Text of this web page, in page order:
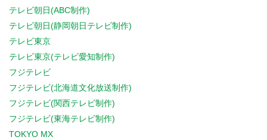
テレビ朝日(ABC制作)
テレビ朝日(静岡朝日テレビ制作)
テレビ東京
テレビ東京(テレビ愛知制作)
フジテレビ
フジテレビ(北海道文化放送制作)
フジテレビ(関西テレビ制作)
フジテレビ(東海テレビ制作)
TOKYO MX